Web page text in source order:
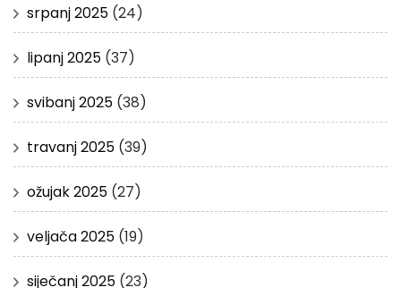
srpanj 2025 (24)
lipanj 2025 (37)
svibanj 2025 (38)
travanj 2025 (39)
ožujak 2025 (27)
veljača 2025 (19)
siječanj 2025 (23)